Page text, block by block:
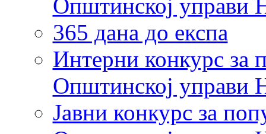
Општинској управи
365 дана до експа
Интерни конкурс за
Општинској управи
Јавни конкурс за